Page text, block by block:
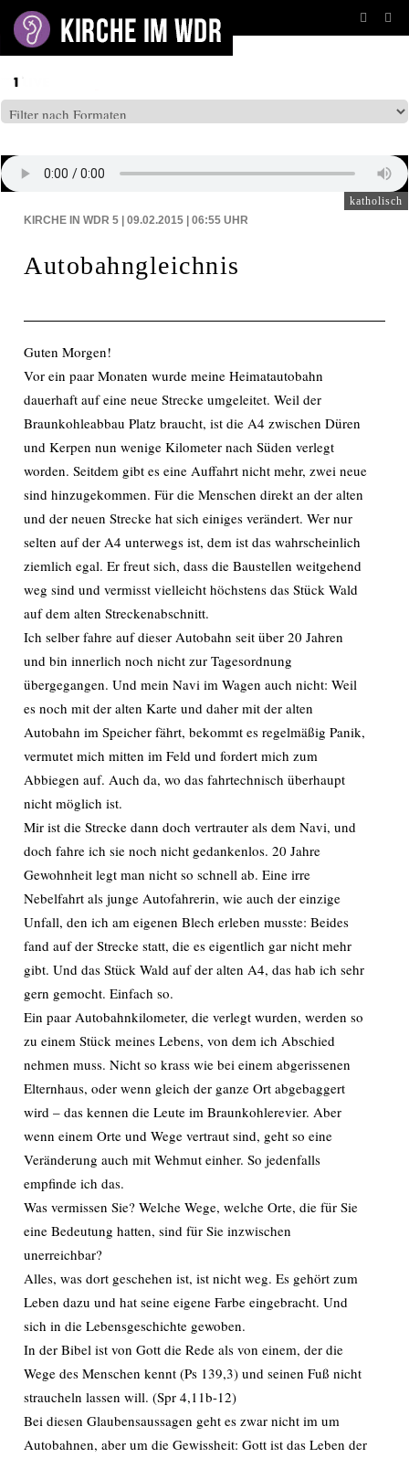
katholisch
KIRCHE IN WDR 5 | 09.02.2015 | 06:55 UHR
Autobahngleichnis
Guten Morgen!
Vor ein paar Monaten wurde meine Heimatautobahn
dauerhaft auf eine neue Strecke umgeleitet. Weil der
Braunkohleabbau Platz braucht, ist die A4 zwischen Düren
und Kerpen nun wenige Kilometer nach Süden verlegt
worden. Seitdem gibt es eine Auffahrt nicht mehr, zwei neue
sind hinzugekommen. Für die Menschen direkt an der alten
und der neuen Strecke hat sich einiges verändert. Wer nur
selten auf der A4 unterwegs ist, dem ist das wahrscheinlich
ziemlich egal. Er freut sich, dass die Baustellen weitgehend
weg sind und vermisst vielleicht höchstens das Stück Wald
auf dem alten Streckenabschnitt.
Ich selber fahre auf dieser Autobahn seit über 20 Jahren
und bin innerlich noch nicht zur Tagesordnung
übergegangen. Und mein Navi im Wagen auch nicht: Weil
es noch mit der alten Karte und daher mit der alten
Autobahn im Speicher fährt, bekommt es regelmäßig Panik,
vermutet mich mitten im Feld und fordert mich zum
Abbiegen auf. Auch da, wo das fahrtechnisch überhaupt
nicht möglich ist.
Mir ist die Strecke dann doch vertrauter als dem Navi, und
doch fahre ich sie noch nicht gedankenlos. 20 Jahre
Gewohnheit legt man nicht so schnell ab. Eine irre
Nebelfahrt als junge Autofahrerin, wie auch der einzige
Unfall, den ich am eigenen Blech erleben musste: Beides
fand auf der Strecke statt, die es eigentlich gar nicht mehr
gibt. Und das Stück Wald auf der alten A4, das hab ich sehr
gern gemocht. Einfach so.
Ein paar Autobahnkilometer, die verlegt wurden, werden so
zu einem Stück meines Lebens, von dem ich Abschied
nehmen muss. Nicht so krass wie bei einem abgerissenen
Elternhaus, oder wenn gleich der ganze Ort abgebaggert
wird – das kennen die Leute im Braunkohlerevier. Aber
wenn einem Orte und Wege vertraut sind, geht so eine
Veränderung auch mit Wehmut einher. So jedenfalls
empfinde ich das.
Was vermissen Sie? Welche Wege, welche Orte, die für Sie
eine Bedeutung hatten, sind für Sie inzwischen
unerreichbar?
Alles, was dort geschehen ist, ist nicht weg. Es gehört zum
Leben dazu und hat seine eigene Farbe eingebracht. Und
sich in die Lebensgeschichte gewoben.
In der Bibel ist von Gott die Rede als von einem, der die
Wege des Menschen kennt (Ps 139,3) und seinen Fuß nicht
straucheln lassen will. (Spr 4,11b-12)
Bei diesen Glaubensaussagen geht es zwar nicht im um
Autobahnen, aber um die Gewissheit: Gott ist das Leben der